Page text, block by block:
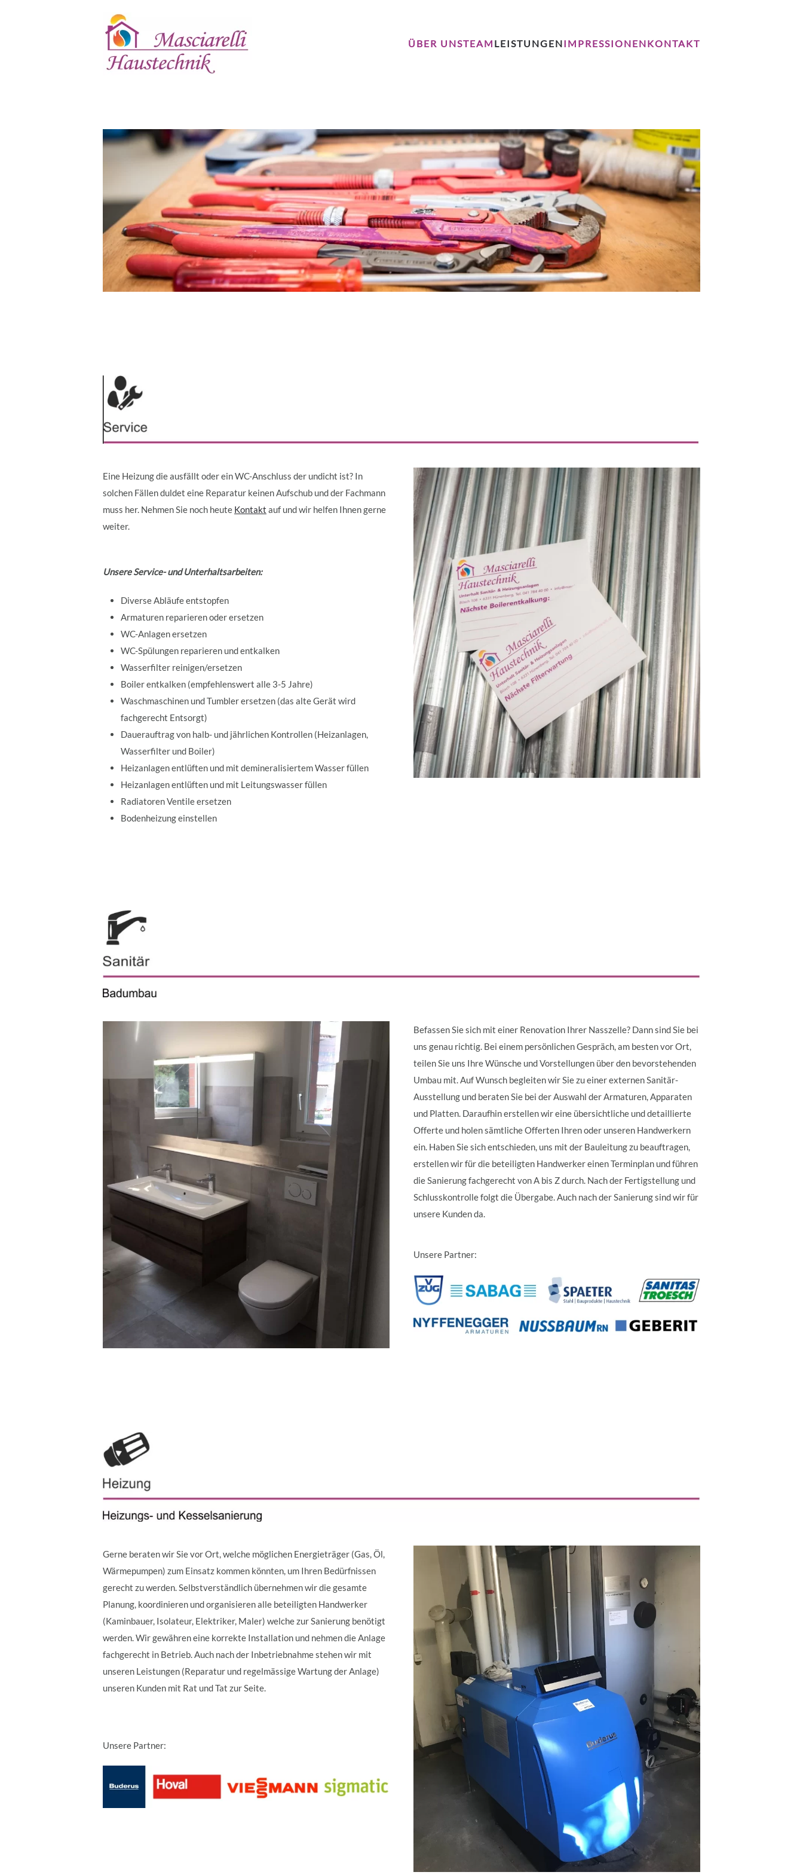
ÜBER UNSTEAM LEISTUNGENIMPRESSIONENKONTAKT
Eine Heizung die ausfällt oder ein WC-Anschluss der undicht ist? In
solchen Fällen duldet eine Reparatur keinen Aufschub und der Fachmann
muss her. Nehmen Sie noch heute Kontakt auf und wir helfen Ihnen gerne
weiter.
Unsere Service- und Unterhaltsarbeiten:
Diverse Abläufe entstopfen
Armaturen reparieren oder ersetzen
WC-Anlagen ersetzen
WC-Spülungen reparieren und entkalken
Wasserfilter reinigen/ersetzen
Boiler entkalken (empfehlenswert alle 3-5 Jahre)
Waschmaschinen und Tumbler ersetzen (das alte Gerät wird
fachgerecht Entsorgt)
Dauerauftrag von halb- und jährlichen Kontrollen (Heizanlagen,
Wasserfilter und Boiler)
Heizanlagen entlüften und mit demineralisiertem Wasser füllen
Heizanlagen entlüften und mit Leitungswasser füllen
Radiatoren Ventile ersetzen
Bodenheizung einstellen
Befassen Sie sich mit einer Renovation Ihrer Nasszelle? Dann sind Sie bei
uns genau richtig. Bei einem persönlichen Gespräch, am besten vor Ort,
teilen Sie uns Ihre Wünsche und Vorstellungen über den bevorstehenden
Umbau mit. Auf Wunsch begleiten wir Sie zu einer externen Sanitär-
Ausstellung und beraten Sie bei der Auswahl der Armaturen, Apparaten
und Platten. Daraufhin erstellen wir eine übersichtliche und detaillierte
Offerte und holen sämtliche Offerten Ihren oder unseren Handwerkern
ein. Haben Sie sich entschieden, uns mit der Bauleitung zu beauftragen,
erstellen wir für die beteiligten Handwerker einen Terminplan und führen
die Sanierung fachgerecht von A bis Z durch. Nach der Fertigstellung und
Schlusskontrolle folgt die Übergabe. Auch nach der Sanierung sind wir für
unsere Kunden da.
Unsere Partner:
Gerne beraten wir Sie vor Ort, welche möglichen Energieträger (Gas, Öl,
Wärmepumpen) zum Einsatz kommen könnten, um Ihren Bedürfnissen
gerecht zu werden. Selbstverständlich übernehmen wir die gesamte
Planung, koordinieren und organisieren alle beteiligten Handwerker
(Kaminbauer, Isolateur, Elektriker, Maler) welche zur Sanierung benötigt
werden. Wir gewähren eine korrekte Installation und nehmen die Anlage
fachgerecht in Betrieb. Auch nach der Inbetriebnahme stehen wir mit
unseren Leistungen (Reparatur und regelmässige Wartung der Anlage)
unseren Kunden mit Rat und Tat zur Seite.
Unsere Partner: